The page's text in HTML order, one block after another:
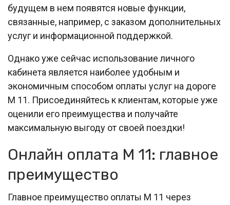
будущем в нем появятся новые функции,
связанные, например, с заказом дополнительных
услуг и информационной поддержкой.
Однако уже сейчас использование личного
кабинета является наиболее удобным и
экономичным способом оплаты услуг на дороге
М 11. Присоединяйтесь к клиентам, которые уже
оценили его преимущества и получайте
максимальную выгоду от своей поездки!
Онлайн оплата М 11: главное
преимущество
Главное преимущество оплаты М 11 через